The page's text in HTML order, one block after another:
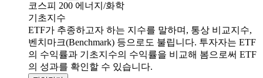
코스피 200 에너지/화학
기초지수
ETF가 추종하고자 하는 지수를 말하며, 통상 비교지수,
벤치마크(Benchmark) 등으로도 불립니다. 투자자는 ETF
의 수익률과 기초지수의 수익률을 비교해 봄으로써 ETF
의 성과를 확인할 수 있습니다.